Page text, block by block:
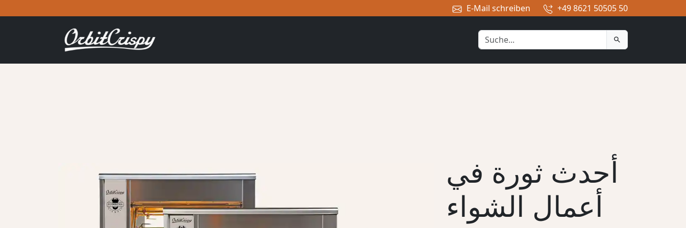
E-Mail schreiben +49 8621 50505 50
أحدث ثورة في
أعمال الشواء